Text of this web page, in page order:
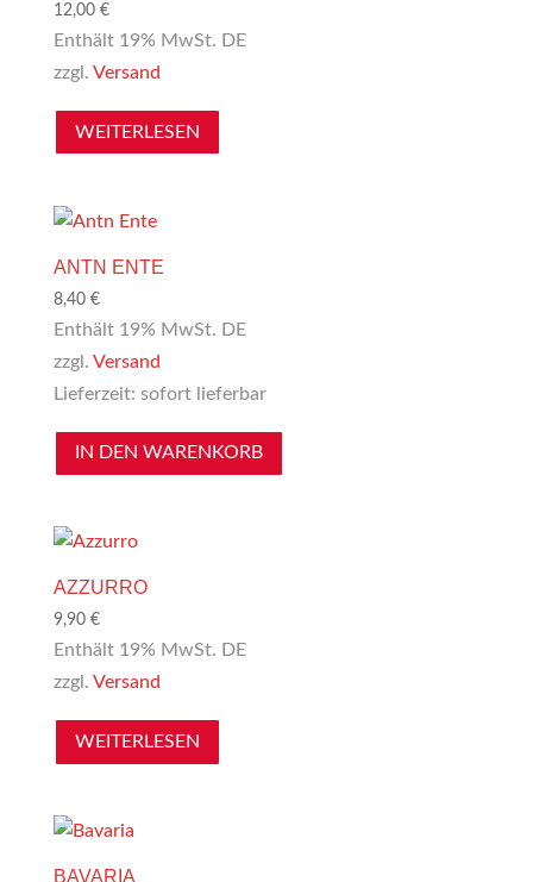
12,00 €
Enthält 19% MwSt. DE
zzgl. Versand
WEITERLESEN
ANTN ENTE
8,40 €
Enthält 19% MwSt. DE
zzgl. Versand
Lieferzeit: sofort lieferbar
IN DEN WARENKORB
AZZURRO
9,90 €
Enthält 19% MwSt. DE
zzgl. Versand
WEITERLESEN
BAVARIA